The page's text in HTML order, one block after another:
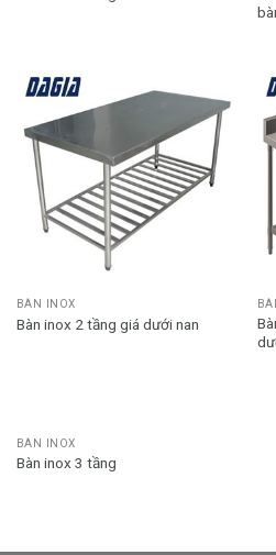
BÀN INOX
Bàn inox 2 tầng giá dưới nan
BÀN INOX
Bàn inox 3 tầng